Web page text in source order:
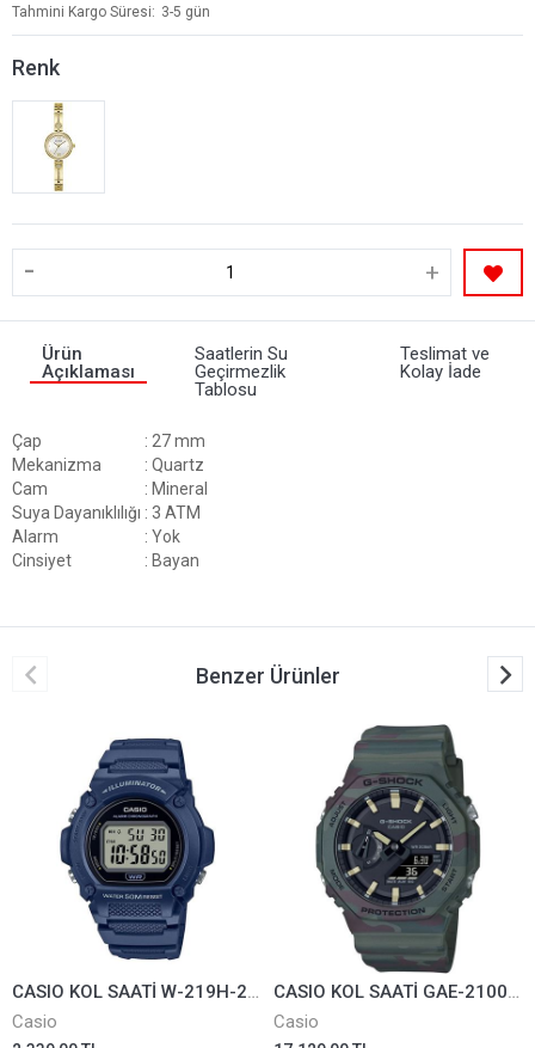
Tahmini Kargo Süresi
3-5 gün
Renk
- +
Ürün
Açıklaması
Saatlerin Su
Geçirmezlik
Tablosu
Teslimat ve
Kolay İade
Çap
: 27 mm
Mekanizma
: Quartz
Cam
: Mineral
Suya Dayanıklılığı : 3 ATM
Alarm
: Yok
Cinsiyet
: Bayan
Benzer Ürünler
CASIO KOL SAATİ W-219H-2AVDF
Casio
CASIO KOL SAATİ GAE-2100WE-3ADR
Casio